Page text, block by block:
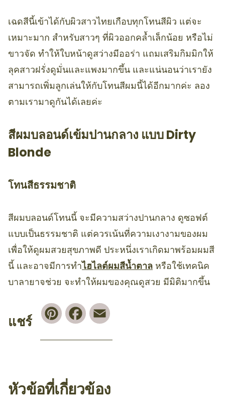
เฉดสีนี้เข้าได้กับผิวสาวไทยเกือบทุกโทนสีผิว แต่จะ
เหมาะมาก สำหรับสาวๆ ที่ผิวออกคล้ำเล็กน้อย หรือไม่
ขาวจัด ทำให้ใบหน้าดูสว่างมีออร่า แถมเสริมกิมมิกให้
ลุคสาวฝรั่งดูมั่นและแพงมากขึ้น และแน่นอนว่าเรายัง
สามารถเพิ่มลูกเล่นให้กับโทนสีผมนี้ได้อีกมากค่ะ ลอง
ตามเรามาดูกันได้เลยค่ะ
สีผมบลอนด์เข้มปานกลาง แบบ Dirty
Blonde
โทนสีธรรมชาติ
สีผมบลอนด์โทนนี้ จะมีความสว่างปานกลาง ดูซอฟต์
แบบเป็นธรรมชาติ แต่ควรเน้นที่ความเงางามของผม
เพื่อให้ดูผมสวยสุขภาพดี ประหนึ่งเราเกิดมาพร้อมผมสี
นี้ และอาจมีการทำไฮไลต์ผมสีน้ำตาล หรือใช้เทคนิค
บาลายาจช่วย จะทำให้ผมของคุณดูสวย มีมิติมากขึ้น
แชร์
PinterestFacebook
หัวข้อที่เกี่ยวข้อง